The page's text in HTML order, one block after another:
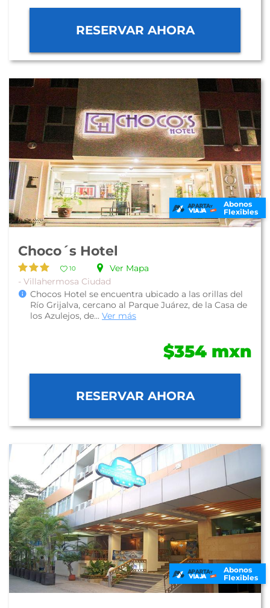
RESERVAR AHORA
Abonos
Flexibles
Choco´s Hotel
10
Ver Mapa
- Villahermosa Ciudad
Chocos Hotel se encuentra ubicado a las orillas del
Río Grijalva, cercano al Parque Juárez, de la Casa de
los Azulejos, de... Ver más
$354 mxn
RESERVAR AHORA
Abonos
Flexibles